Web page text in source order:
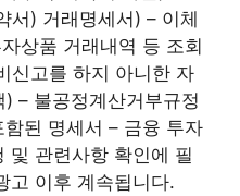
서) 거래명세서) – 이체
상품 거래내역 등 조회
신고를 하지 아니한 자
– 불공정계산거부규정
된 명세서 – 금융 투자
및 관련사항 확인에 필
고 이후 계속됩니다.